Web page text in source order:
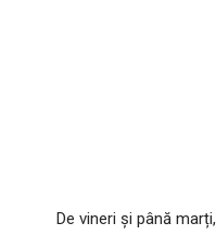
De vineri și până